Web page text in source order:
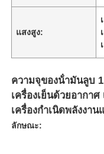
แสงสูง:
ความจุของน้ํามันลูบ
เครื่องเย็นด้วยอากา
เครื่องกําเนิดพลังงาน
ลักษณะ: